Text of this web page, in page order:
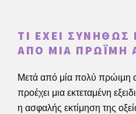
ΤΙ ΈΧΕΙ
ΑΠΌ ΜΊΑ ΠΡΏΙΜΗ
Μετά από μία πολύ πρώιμη
προέχει μια εκτεταμένη
η ασφαλής εκτίμηση της